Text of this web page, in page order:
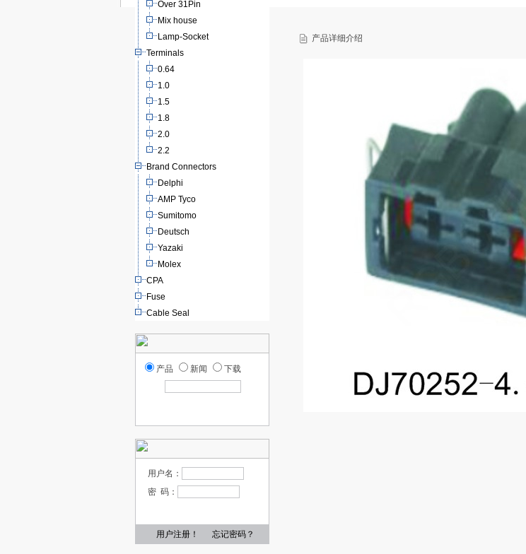
Over 31Pin
Mix house
Lamp-Socket
Terminals
0.64
1.0
1.5
1.8
2.0
2.2
Brand Connectors
Delphi
AMP Tyco
Sumitomo
Deutsch
Yazaki
Molex
CPA
Fuse
Cable Seal
产品 新闻 下载
用户名：
密 码：
用户注册！ 忘记密码？
产品详细介绍